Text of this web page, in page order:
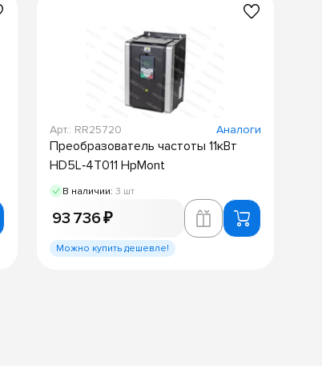
Арт.: RR25720 Аналоги
Преобразователь частоты 11кВт
HD5L‐4T011 HpMont
В наличии: 3 шт
93 736 ₽
Можно купить дешевле!